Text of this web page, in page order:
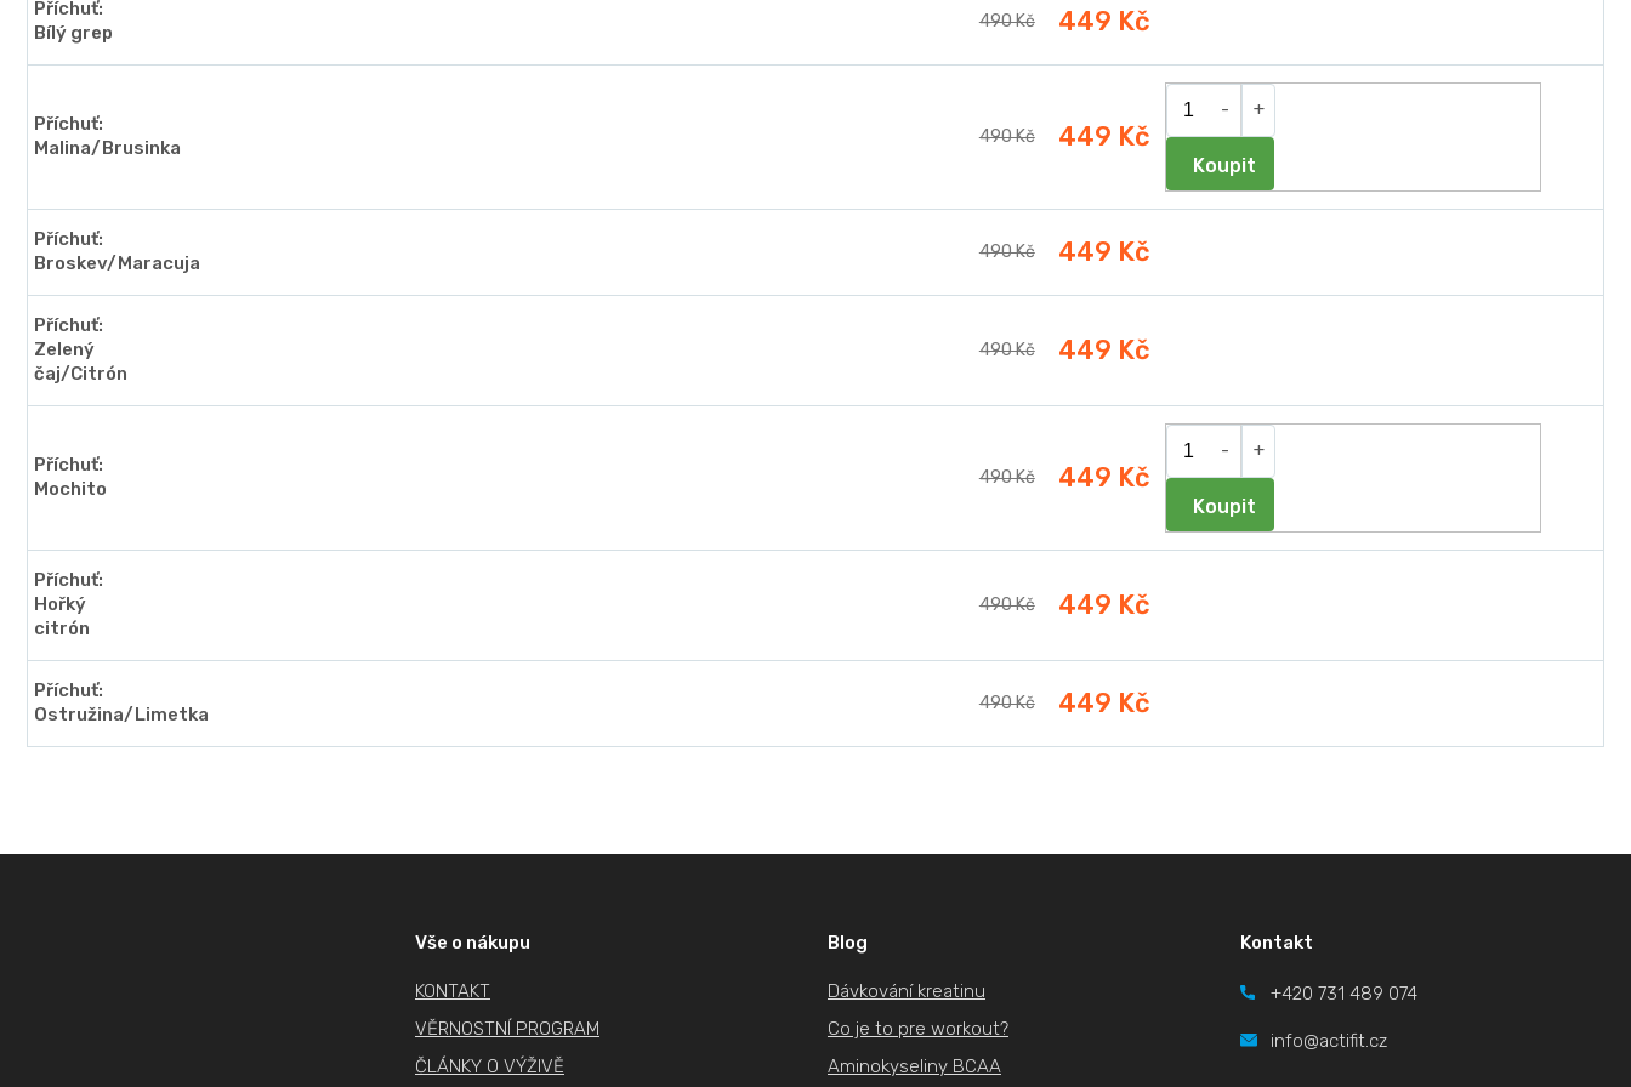
Příchuť:
Bílý grep
490 Kč 449 Kč
Příchuť:
Malina/Brusinka
490 Kč 449 Kč
Do košíku
Příchuť:
Broskev/Maracuja
490 Kč 449 Kč
Příchuť:
Zelený
čaj/Citrón
490 Kč 449 Kč
Příchuť:
Mochito
490 Kč 449 Kč
Do košíku
Příchuť:
Hořký
citrón
490 Kč 449 Kč
Příchuť:
Ostružina/Limetka
490 Kč 449 Kč
Vše o nákupu
KONTAKT
VĚRNOSTNÍ PROGRAM
ČLÁNKY O VÝŽIVĚ
Blog
Dávkování kreatinu
Co je to pre workout?
Aminokyseliny BCAA
Kontakt
+420 731 489 074
info@actifit.cz